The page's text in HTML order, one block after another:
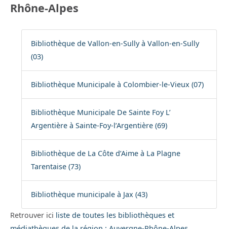
Rhône-Alpes
Bibliothèque de Vallon-en-Sully à Vallon-en-Sully
(03)
Bibliothèque Municipale à Colombier-le-Vieux (07)
Bibliothèque Municipale De Sainte Foy L’
Argentière à Sainte-Foy-l’Argentière (69)
Bibliothèque de La Côte d’Aime à La Plagne
Tarentaise (73)
Bibliothèque municipale à Jax (43)
Retrouver ici liste de toutes les bibliothèques et